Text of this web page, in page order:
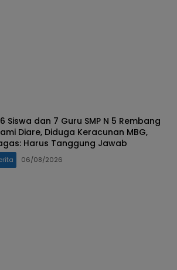
Siswa dan 7 Guru SMP N 5 Rembang
Diare, Diduga Keracunan MBG,
Harus Tanggung Jawab
06/08/2026